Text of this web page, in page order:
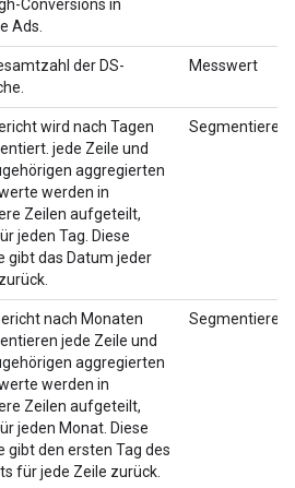
Conversions in
Ads.
der DS-
Messwert
wird nach Tagen
jede Zeile und
aggregierten
werden in
Zeilen aufgeteilt,
jeden Tag. Diese
gibt das Datum jeder
Segmentieren
nach Monaten
jede Zeile und
aggregierten
werden in
Zeilen aufgeteilt,
jeden Monat. Diese
gibt den ersten Tag des
für jede Zeile zurück.
Segmentieren